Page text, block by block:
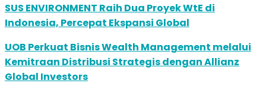
SUS ENVIRONMENT Raih Dua Proyek WtE di
Indonesia, Percepat Ekspansi Global
UOB Perkuat Bisnis Wealth Management melalui
Kemitraan Distribusi Strategis dengan Allianz
Global Investors